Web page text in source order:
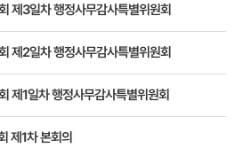
제3일차 행정사무감사특별위원회
제2일차 행정사무감사특별위원회
제1일차 행정사무감사특별위원회
제1차 본회의